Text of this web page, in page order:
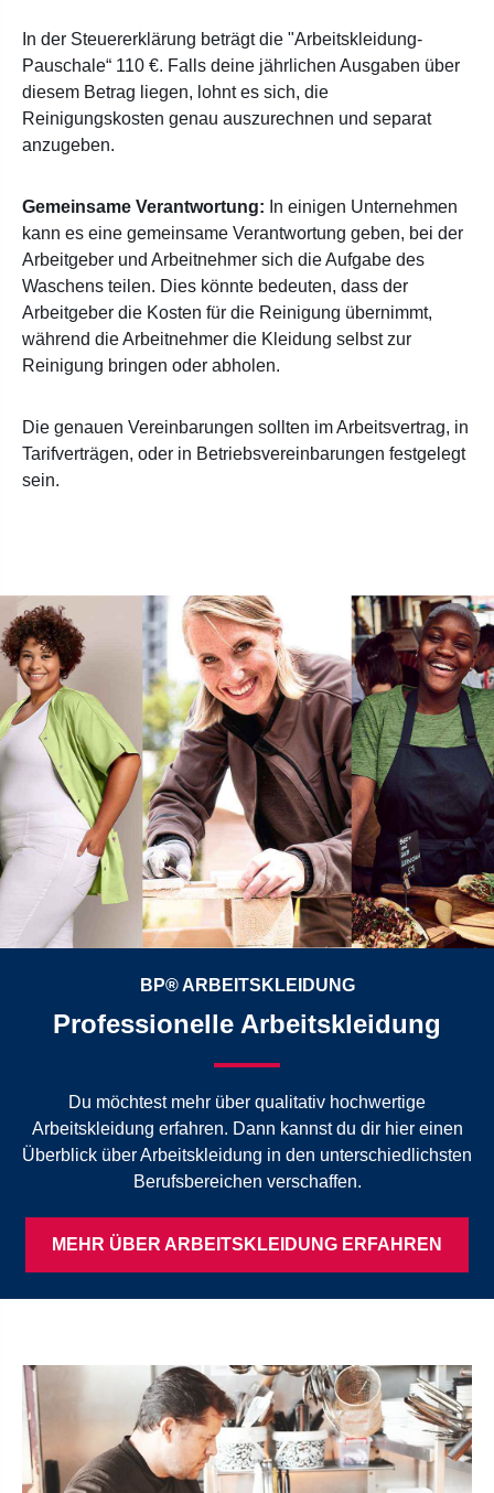
In der Steuererklärung beträgt die "Arbeitskleidung-
Pauschale“ 110 €. Falls deine jährlichen Ausgaben über
diesem Betrag liegen, lohnt es sich, die
Reinigungskosten genau auszurechnen und separat
anzugeben.
Gemeinsame Verantwortung: In einigen Unternehmen
kann es eine gemeinsame Verantwortung geben, bei der
Arbeitgeber und Arbeitnehmer sich die Aufgabe des
Waschens teilen. Dies könnte bedeuten, dass der
Arbeitgeber die Kosten für die Reinigung übernimmt,
während die Arbeitnehmer die Kleidung selbst zur
Reinigung bringen oder abholen.
Die genauen Vereinbarungen sollten im Arbeitsvertrag, in
Tarifverträgen, oder in Betriebsvereinbarungen festgelegt
sein.
BP® ARBEITSKLEIDUNG
Professionelle Arbeitskleidung
Du möchtest mehr über qualitativ hochwertige
Arbeitskleidung erfahren. Dann kannst du dir hier einen
Überblick über Arbeitskleidung in den unterschiedlichsten
Berufsbereichen verschaffen.
MEHR ÜBER ARBEITSKLEIDUNG ERFAHREN